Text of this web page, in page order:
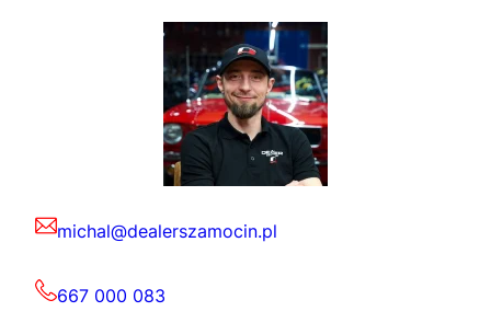
michal@dealerszamocin.pl
667 000 083